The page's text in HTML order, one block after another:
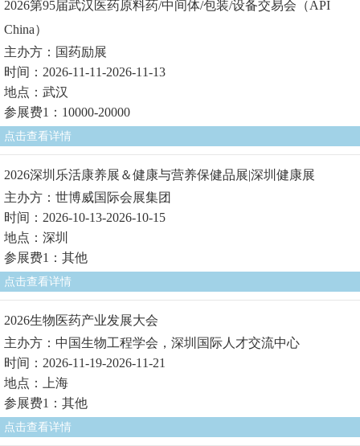
2026第95届武汉医药原料药/中间体/包装/设备交易会（API
China）
主办方：国药励展
时间：2026-11-11-2026-11-13
地点：武汉
参展费1：10000-20000
点击查看详情
2026深圳乐活康养展＆健康与营养保健品展|深圳健康展
主办方：世博威国际会展集团
时间：2026-10-13-2026-10-15
地点：深圳
参展费1：其他
点击查看详情
2026生物医药产业发展大会
主办方：中国生物工程学会，深圳国际人才交流中心
时间：2026-11-19-2026-11-21
地点：上海
参展费1：其他
点击查看详情